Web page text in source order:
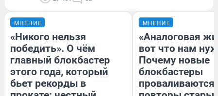
МНЕНИЕ
«Никого нельзя
победить». О чём
главный блокбастер
этого года, который
бьет рекорды в
МНЕНИЕ
«Аналоговая
вот что нам
Почему новые
блокбастеры